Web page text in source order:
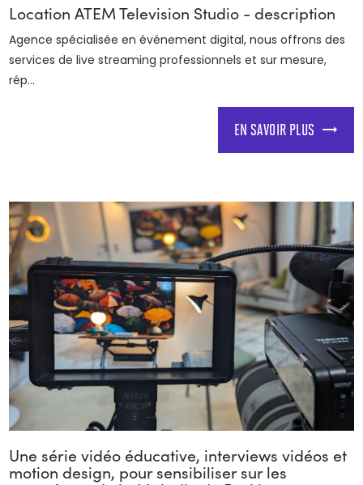
Location ATEM Television Studio - description
Agence spécialisée en événement digital, nous offrons des
services de live streaming professionnels et sur mesure,
rép...
EN SAVOIR PLUS
Une série vidéo éducative, interviews vidéos et
motion design, pour sensibiliser sur les